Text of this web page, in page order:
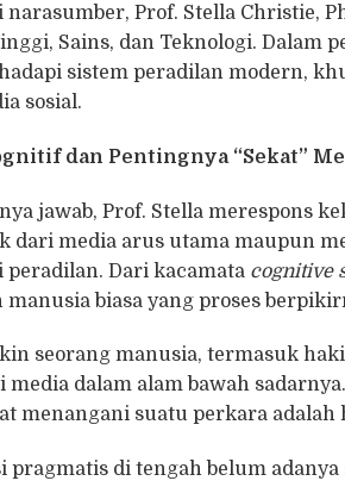
narasumber, Prof. Stella Christie,
Sains, dan Teknologi. Dalam
sistem peradilan modern,
sosial.
dan Pentingnya “Sekat”
jawab, Prof. Stella merespons
dari media arus utama maupun
peradilan. Dari kacamata cognitive
manusia biasa yang proses
seorang manusia, termasuk
media dalam alam bawah
menangani suatu perkara adalah
pragmatis di tengah belum